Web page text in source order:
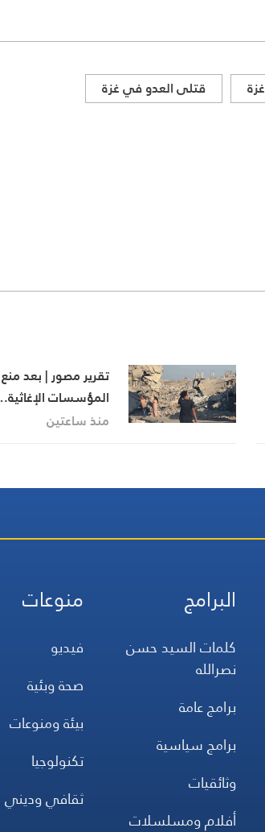
غزة قتلى العدو في غزة
تقرير مصور | بعد
المؤسسات
المناطق البرتقالية
منذ ساعتين
البرامج
كلمات السيد حسن
نصرالله
برامج عامة
برامج سياسية
وثائقيات
أفلام ومسلسلات
منوعات
فيديو
صحة وبئية
بيئة ومنوعات
تكنولوجيا
ثقافي وديني